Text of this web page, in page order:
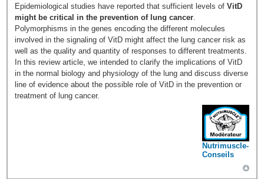
Epidemiological studies have reported that sufficient levels ofVitD
might be critical in the prevention of lung cancer
Polymorphisms in the genes encoding the different molecules
involved in the signaling of VitD might affect the lung cancer risk as
well as the quality and quantity of responses to different treatments.
In this review article, we intended to clarify the implications of VitD
in the normal biology and physiology of the lung and discuss diverse
line of evidence about the possible role of VitD in the prevention or
treatment of lung cancer.
Nutrimuscle-
Conseils